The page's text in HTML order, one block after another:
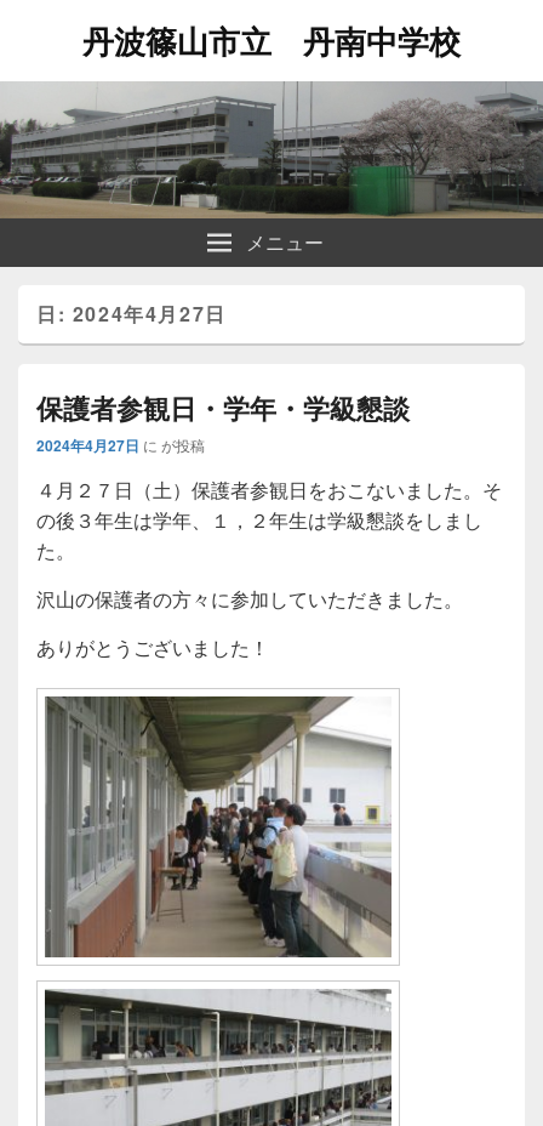
丹波篠山市立 丹南中学校
メニュー
日: 2024年4月27日
保護者参観日・学年・学級懇談
2024年4月27日 に が投稿
４月２７日（土）保護者参観日をおこないました。そ
の後３年生は学年、１，２年生は学級懇談をしまし
た。
沢山の保護者の方々に参加していただきました。
ありがとうございました！